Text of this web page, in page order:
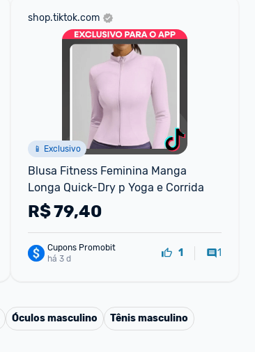
shop.tiktok.com
📱 Exclusivo
Blusa Fitness Feminina Manga
Longa Quick-Dry p Yoga e Corrida
R$79,40
Cupons Promobit
há 3 d
1 1
Óculos masculino Tênis masculino